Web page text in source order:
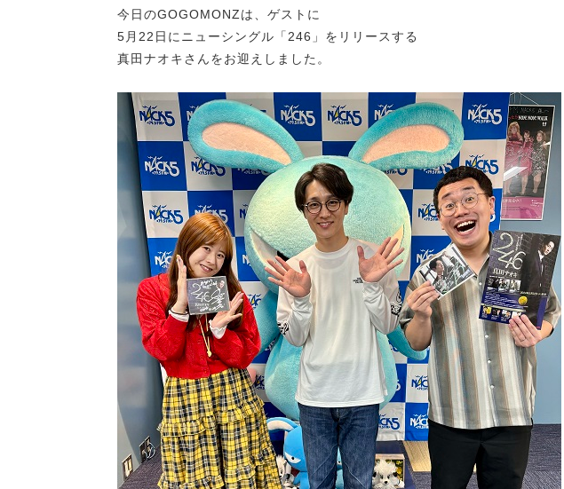
今日のGOGOMONZは、ゲストに
5月22日にニューシングル「246」をリリースする
真田ナオキさんをお迎えしました。